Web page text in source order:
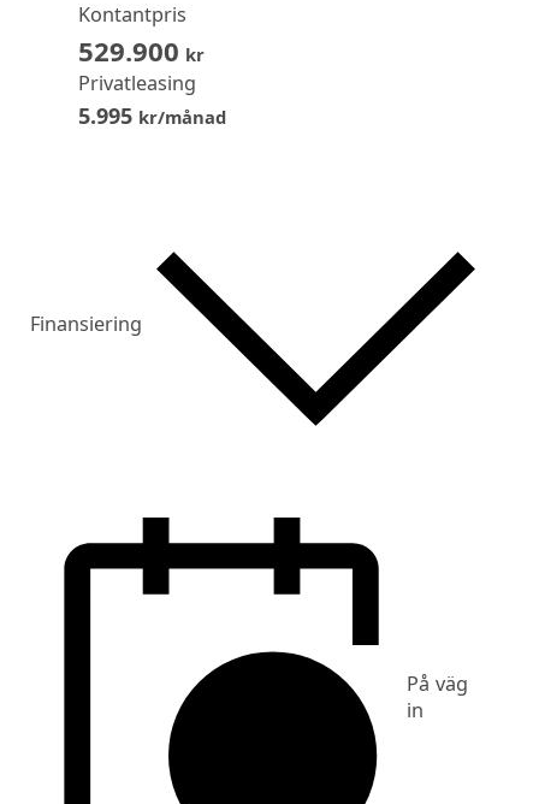
Kontantpris
529.900 kr
Privatleasing
5.995kr/månad
Finansiering
På väg
in